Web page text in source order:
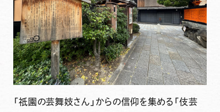
「祇園の芸舞妓さん」からの信仰を集める「伎芸